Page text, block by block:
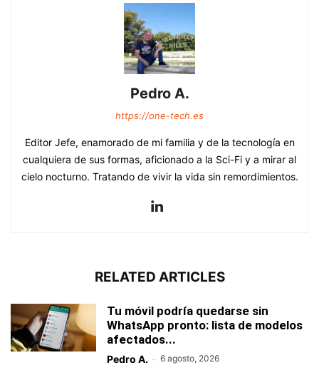
Pedro A.
https://one-tech.es
Editor Jefe, enamorado de mi familia y de la tecnología en
cualquiera de sus formas, aficionado a la Sci-Fi y a mirar al
cielo nocturno. Tratando de vivir la vida sin remordimientos.
RELATED ARTICLES
Tu móvil podría quedarse sin
WhatsApp pronto: lista de modelos
afectados...
Pedro A. - 6 agosto, 2026